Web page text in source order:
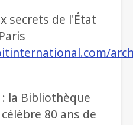
secrets de l'État
la Bibliothèque
80 ans de